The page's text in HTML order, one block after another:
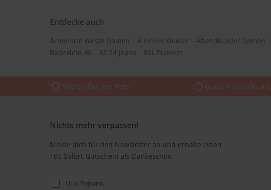
Entdecke auch
Ärmellose Weste Damen A Linien Kleider Abendkleider Damen
Badekleid 48
32 34 Jeans 8XL Pullover
Alle Größen ein Preis Gratis Filiallieferung
Nichts mehr verpassen!
Melde dich für den Newsletter an und erhalte einen
10€ Sofort-Gutschein als Dankeschön
Ulla Popken